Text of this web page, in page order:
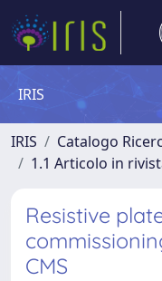
IRIS
IRIS Catalogo
1.1 Articolo in
Resistive
CMS